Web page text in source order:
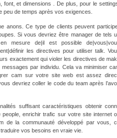
et dimensions . De plus, pour le
de temps après vos exigences.
anons. Ce type de clients peuvent
Si vous devriez être manager de tels
mesure de|il est possible
les directives pour utiliser talk.
exactement qui violer les directives de
par individu. Cela va minimiser
cam sur votre site web est assez
devriez coller le code du team après
suffisant caractéristiques obtenir
enrichir trafic sur votre site internet
de la communauté développé par vous,
vos besoins en vraie vie.